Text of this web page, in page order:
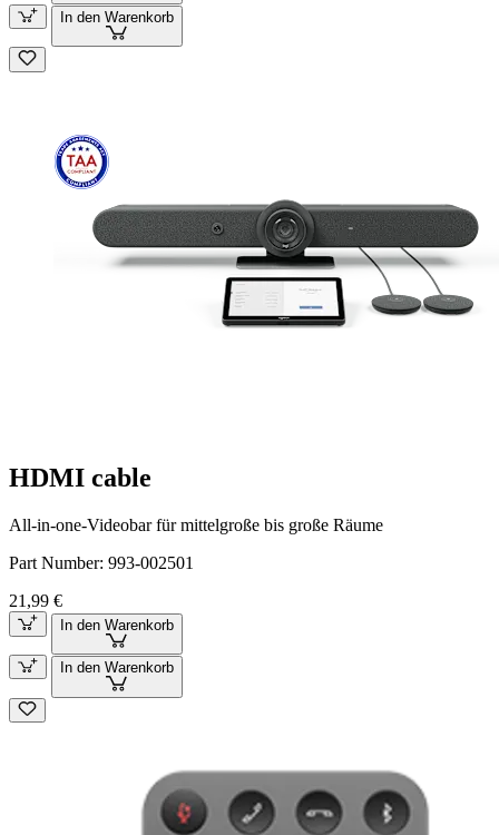
In den Warenkorb
HDMI cable
All-in-one-Videobar für mittelgroße bis große Räume
Part Number: 993-002501
21,99 €
In den Warenkorb
In den Warenkorb